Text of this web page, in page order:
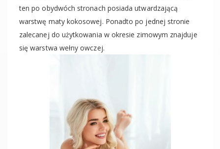
ten po obydwóch stronach posiada utwardzającą
warstwę maty kokosowej. Ponadto po jednej stronie
zalecanej do użytkowania w okresie zimowym znajduje
się warstwa wełny owczej.